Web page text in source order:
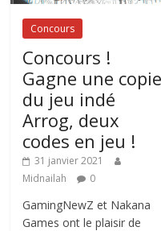
Concours
Concours !
Gagne une copie
du jeu indé
Arrog, deux
codes en jeu !
31 janvier 2021
Midnailah
0
GamingNewZ et Nakana
Games ont le plaisir de